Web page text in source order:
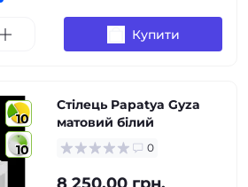
Купити
10
10
Стілець Papatya Gyza
матовий білий
0